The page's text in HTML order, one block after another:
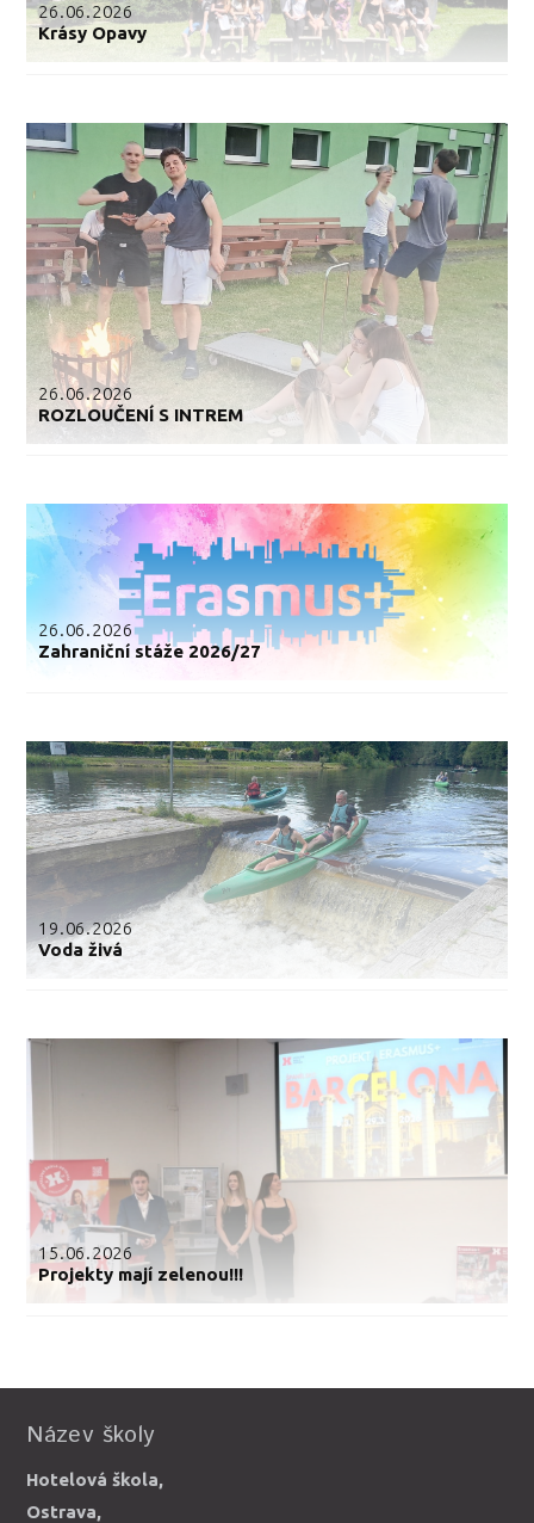
26.06.2026
Krásy Opavy
26.06.2026
ROZLOUČENÍ S INTREM
26.06.2026
Zahraniční stáže 2026/27
19.06.2026
Voda živá
15.06.2026
Projekty mají zelenou!!!
Název školy
Hotelová škola,
Ostrava,